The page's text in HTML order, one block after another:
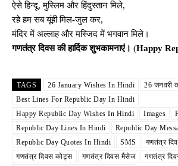
ऐसे हिन्दू, मुस्लिम और हिंदुस्तान मिले,
रहे हम सब यूंही मिल-जुल कर,
मंदिर में अल्लाह और मस्जिद में भगवान मिले।
गणतंत्र दिवस की हार्दिक शुभकामनाएं। (Happy
TAGS 26 January Wishes In Hindi
26 जनवरी
Best Lines For Republic Day In Hindi
Happy Republic Day Wishes In Hindi
Images
Republic Day Lines In Hindi
Republic Day
Republic Day Quotes In Hindi
SMS
गणतंत्र
गणतंत्र दिवस कोट्स
गणतंत्र दिवस मैसेज
गणतंत्र